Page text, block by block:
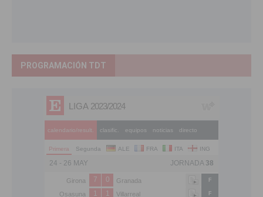
PROGRAMACIÓN TDT